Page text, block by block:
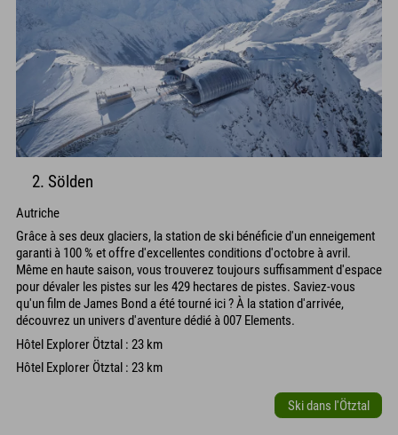
2. Sölden
Autriche
Grâce à ses deux glaciers, la station de ski bénéficie d'un enneigement
garanti à 100 % et offre d'excellentes conditions d'octobre à avril.
Même en haute saison, vous trouverez toujours suffisamment d'espace
pour dévaler les pistes sur les 429 hectares de pistes. Saviez-vous
qu'un film de James Bond a été tourné ici ? À la station d'arrivée,
découvrez un univers d'aventure dédié à 007 Elements.
Hôtel Explorer Ötztal : 23 km
Hôtel Explorer Ötztal : 23 km
Ski dans l'Ötztal